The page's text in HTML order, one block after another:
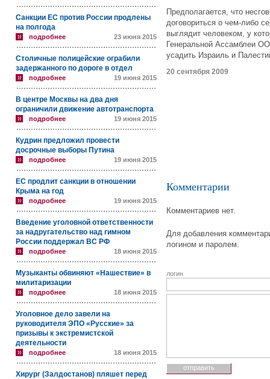
Санкции ЕС против России продлены
на полгода
подробнее 23 июня 2015
Столичные полицейские ограбили
задержанного по дороге в отдел
подробнее 19 июня 2015
В центре Москвы на два дня
ограничили движение автотранспорта
подробнее 19 июня 2015
Кудрин предложил провести
досрочные выборы Путина
подробнее 19 июня 2015
ЕС продлит санкции в отношении
Крыма на год
подробнее 19 июня 2015
Введение уголовной ответственности
за надругательство над гимном
России поддержал ВС РФ
подробнее 18 июня 2015
Музыканты обвиняют «Нашествие» в
милитаризации
подробнее 18 июня 2015
Уголовное дело завели на
руководителя ЭПО «Русские» за
призывы к экстремистской
деятельности
подробнее 18 июня 2015
Хирург (Залдостанов) пляшет перед
Предполагается, что
договориться о чем-либо
выглядит человеком, у
Генеральной Ассамблеи
усадить Израиль и
20 сентября 2009
Комментарии
Комментариев нет.
Для добавления
логином и паролем.
логин